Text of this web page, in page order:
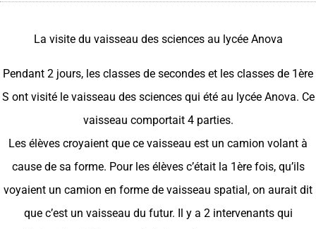
La visite du vaisseau des sciences au lycée Anova
Pendant 2 jours, les classes de secondes et les classes de 1ère
S ont visité le vaisseau des sciences qui été au lycée Anova. Ce
vaisseau comportait 4 parties.
Les élèves croyaient que ce vaisseau est un camion volant à
cause de sa forme. Pour les élèves c’était la 1ère fois, qu’ils
voyaient un camion en forme de vaisseau spatial, on aurait dit
que c’est un vaisseau du futur. Il y a 2 intervenants qui